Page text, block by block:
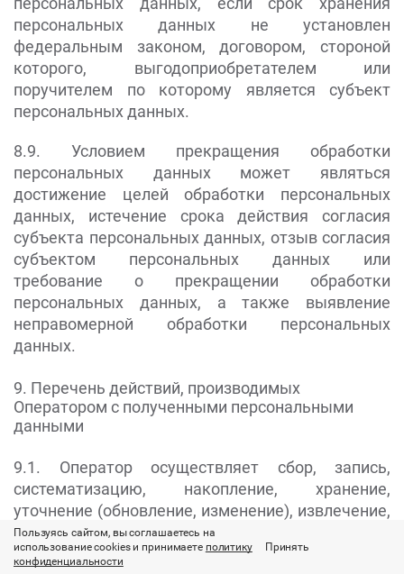
персональных данных не установлен
федеральным законом, договором, стороной
которого, выгодоприобретателем или
поручителем по которому является субъект
персональных данных.
8.9. Условием прекращения обработки
персональных данных может являться
достижение целей обработки персональных
данных, истечение срока действия согласия
субъекта персональных данных, отзыв согласия
субъектом персональных данных или
требование о прекращении обработки
персональных данных, а также выявление
неправомерной обработки персональных
данных.
9. Перечень действий, производимых
Оператором с полученными персональными
данными
9.1. Оператор осуществляет сбор, запись,
систематизацию, накопление, хранение,
уточнение (обновление, изменение), извлечение,
использование, передачу (распространение,
предоставление, доступ), обезличивание,
Пользуясь сайтом, вы соглашаетесь на
использование cookies и принимаете политику
конфиденциальности
Принять